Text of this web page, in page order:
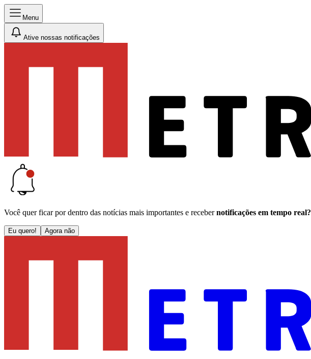
Menu
Ative nossas notificações
Você quer ficar por dentro das notícias mais importantes e receber notificações em tempo real?
Eu quero! Agora não